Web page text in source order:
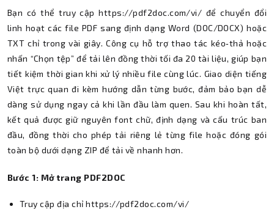
Bạn có thể truy cập https://pdf2doc.com/vi/ để chuyển đổi
linh hoạt các file PDF sang định dạng Word (DOC/DOCX) hoặc
TXT chỉ trong vài giây. Công cụ hỗ trợ thao tác kéo‑thả hoặc
nhấn “Chọn tệp” để tải lên đồng thời tối đa 20 tài liệu, giúp bạn
tiết kiệm thời gian khi xử lý nhiều file cùng lúc. Giao diện tiếng
Việt trực quan đi kèm hướng dẫn từng bước, đảm bảo bạn dễ
dàng sử dụng ngay cả khi lần đầu làm quen. Sau khi hoàn tất,
kết quả được giữ nguyên font chữ, định dạng và cấu trúc ban
đầu, đồng thời cho phép tải riêng lẻ từng file hoặc đóng gói
toàn bộ dưới dạng ZIP để tải về nhanh hơn.
Bước 1: Mở trang PDF2DOC
Truy cập địa chỉ https://pdf2doc.com/vi/